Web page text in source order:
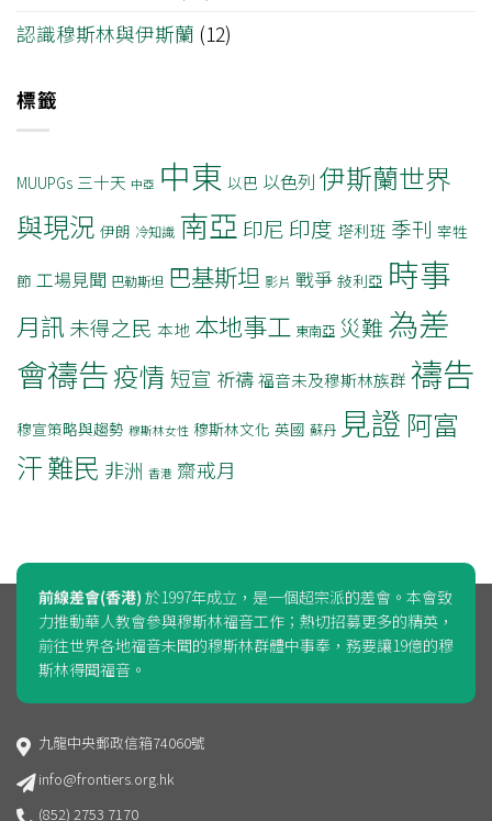
認識穆斯林與伊斯蘭 (12)
標籤
MUUPGs 三十天 中亞 中東 以巴 以色列 伊斯蘭世界
與現況 伊朗 冷知識 南亞 印尼 印度 塔利班 季刊 宰牲
節 工場見聞 巴勒斯坦 巴基斯坦 影片 戰爭 敍利亞 時事
月訊 未得之民 本地 本地事工 東南亞 災難 為差
會禱告疫情 短宣 祈禱福音未及穆斯林族群 禱告
穆宣策略與趨勢 穆斯林女性 穆斯林文化 英國 蘇丹 見證 阿富
汗難民 非洲 香港 齋戒月
前線差會(香港) 於1997年成立，是一個超宗派的差會。本會致
力推動華人教會參與穆斯林福音工作；熱切招募更多的精英，
前往世界各地福音未聞的穆斯林群體中事奉，務要讓19億的穆
斯林得聞福音。
九龍中央郵政信箱74060號
info@frontiers.org.hk
(852) 2753 7170